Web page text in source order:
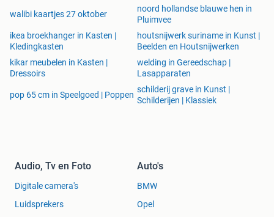
walibi kaartjes 27 oktober
noord hollandse blauwe hen in
Pluimvee
ikea broekhanger in Kasten |
Kledingkasten
houtsnijwerk suriname in Kunst |
Beelden en Houtsnijwerken
kikar meubelen in Kasten |
Dressoirs
welding in Gereedschap |
Lasapparaten
pop 65 cm in Speelgoed | Poppen
schilderij grave in Kunst |
Schilderijen | Klassiek
Audio, Tv en Foto
Digitale camera's
Luidsprekers
Auto's
BMW
Opel